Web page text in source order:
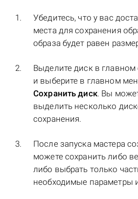
Убедитесь, что у вас
места для сохранения
образа будет равен
Выделите диск в
и выберите в главном
Сохранить диск. Вы
выделить несколько
сохранения.
После запуска мастера
можете сохранить либо
либо выбрать только
необходимые параметры